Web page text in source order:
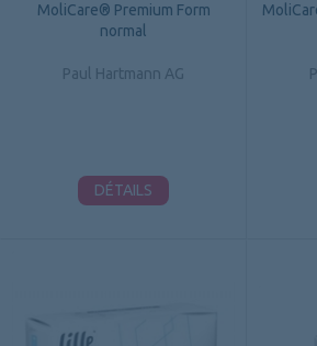
MoliCare® Premium Form
normal
Paul Hartmann AG
DÉTAILS